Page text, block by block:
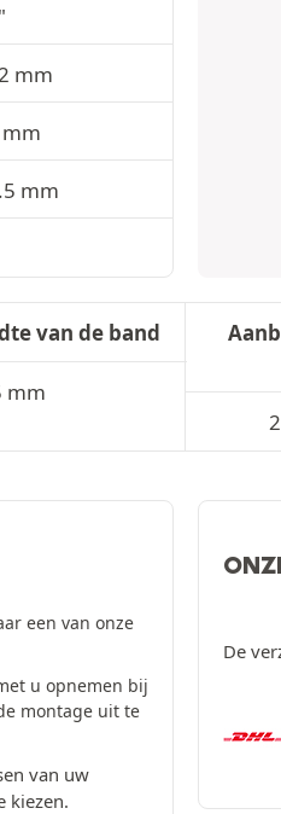
mm
mm
van de band
mm
een van onze
u opnemen bij
montage uit te
van uw
kiezen.
De